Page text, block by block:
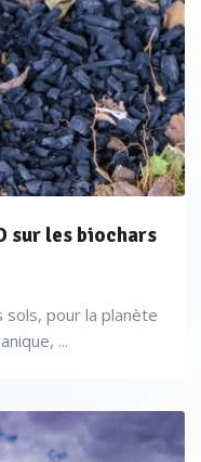
sur les biochars
sols, pour la planète
...